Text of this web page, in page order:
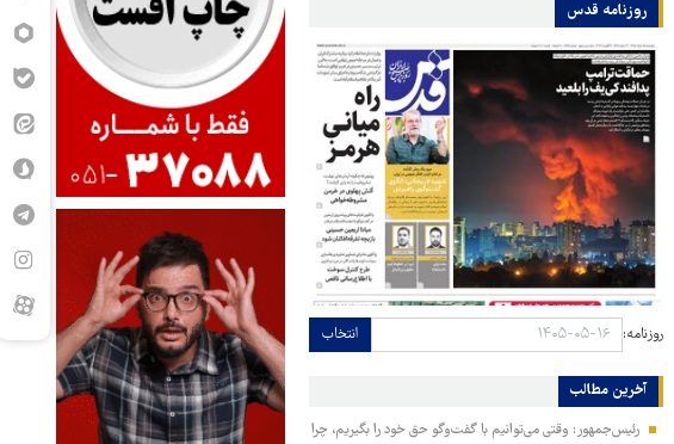
روزنامه قدس
روزنامه: انتخاب
آخرین مطالب
رئیس‌جمهور: وقتی می‌توانیم با گفت‌وگو حق خود را بگیریم، چرا